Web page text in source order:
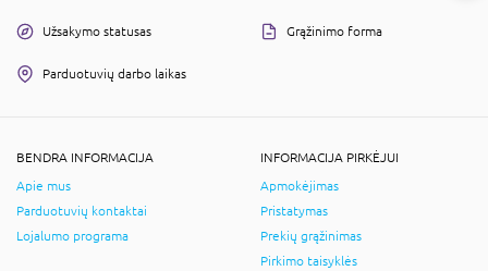
Užsakymo statusas Grąžinimo forma
Parduotuvių darbo laikas
BENDRA INFORMACIJA
Apie mus
Parduotuvių kontaktai
Lojalumo programa
INFORMACIJA PIRKĖJUI
Apmokėjimas
Pristatymas
Prekių grąžinimas
Pirkimo taisyklės